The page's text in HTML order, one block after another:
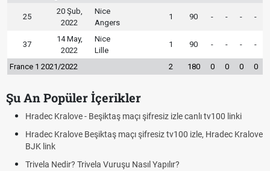
25
20 Şub,
2022
Nice
Angers
1 90 - - - -
37
14 May,
2022
Nice
Lille
1 90 - - - -
France 1 2021/2022 2 180 0 0 0 0
Şu An Popüler İçerikler
Hradec Kralove - Beşiktaş maçı şifresiz izle canlı tv100 linki
Hradec Kralove Beşiktaş maçı şifresiz tv100 izle, Hradec Kralove
BJK link
Trivela Nedir? Trivela Vuruşu Nasıl Yapılır?